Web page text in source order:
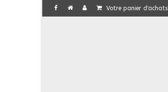
Votre panier d'achats